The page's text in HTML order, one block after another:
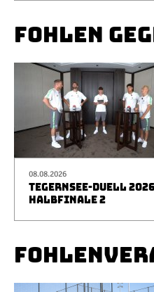
FOHLEN
08.08.2026
TEGERNSEE-DUELL 2026
HALBFINALE 2